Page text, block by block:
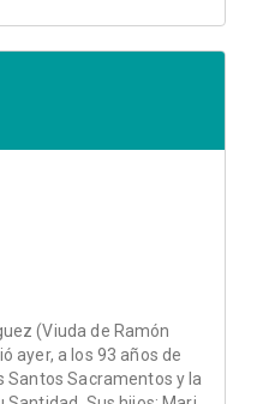
(Viuda de Ramón
ayer, a los 93 años de
Santos Sacramentos y la